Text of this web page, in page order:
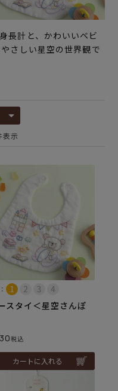
長計と、かわいいベビ
さしい星空の世界観で
表示
スタイ＜星空さんぽ
税込
カートに入れる